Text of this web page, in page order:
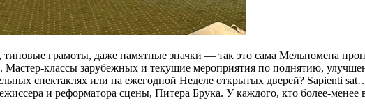
грамоты, даже памятные значки — так это сама Мельпомена
Мастер-классы зарубежных и текущие мероприятия по поднятию,
спектаклях или на ежегодной Неделе открытых дверей? Sapienti
и реформатора сцены, Питера Брука. У каждого, кто более-менее в